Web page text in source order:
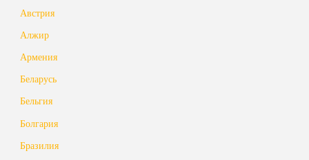
Австрия
Алжир
Армения
Беларусь
Бельгия
Болгария
Бразилия